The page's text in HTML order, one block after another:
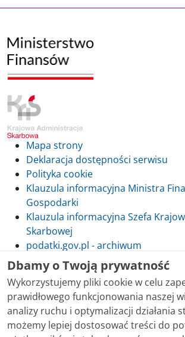
Mapa strony
Deklaracja dostępności serwisu
Polityka cookie
Klauzula informacyjna Ministra
Gospodarki
Klauzula informacyjna Szefa
Skarbowej
podatki.gov.pl - archiwum
Skontaktuj się z nami
Treści zamieszczone w serwisie
Dbamy o Twoją prywatność
Wykorzystujemy pliki cookie w celu
prawidłowego funkcjonowania naszej
analizy ruchu i optymalizacji działania
możemy lepiej dostosować treści do